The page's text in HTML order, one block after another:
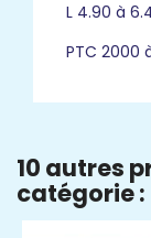
L 4.90 à
PTC 2000
10 autres
catégorie :